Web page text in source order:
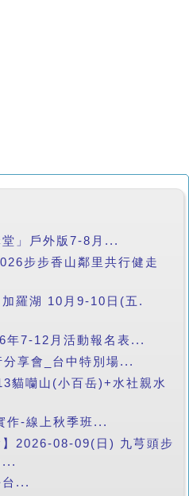
」戶外版7-8月...
步步香山鄰里共行健走
羅湖 10月9-10日(五.
年7-12月活動報名表...
享會_台中特別場...
貓囒山(小百岳)+水社親水
作-線上秋季班...
】2026-08-09(日) 九芎頭步
...
台...